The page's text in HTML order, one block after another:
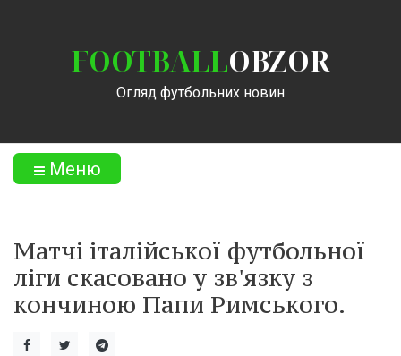
FOOTBALLOBZOR
Огляд футбольних новин
Меню
Матчі італійської футбольної
ліги скасовано у зв'язку з
кончиною Папи Римського.